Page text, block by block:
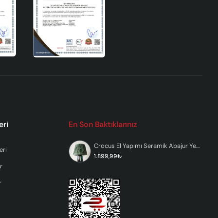
En Son Baktıklarınız
Crocus El Yapımı Seramik Abajur Yeşil
1.899,99₺